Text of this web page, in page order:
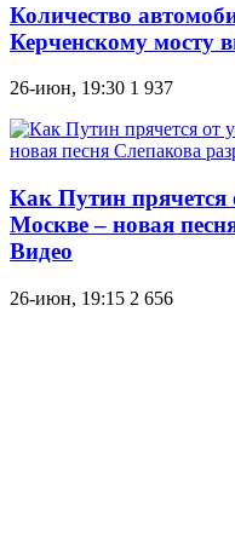
Количество
Керченскому мосту
26-июн, 19:30 1 937
Как Путин прячется
Москве – новая
Видео
26-июн, 19:15 2 656